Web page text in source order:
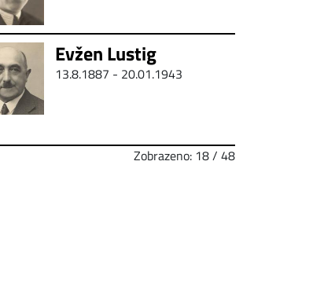
Evžen Lustig
13.8.1887 - 20.01.1943
Zobrazeno: 18 / 48